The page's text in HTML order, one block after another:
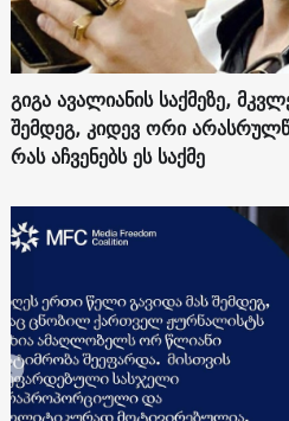
გიგა ავალიანის საქმეზე,
შემდეგ, კიდევ ორი
რას აჩვენებს ეს საქმე